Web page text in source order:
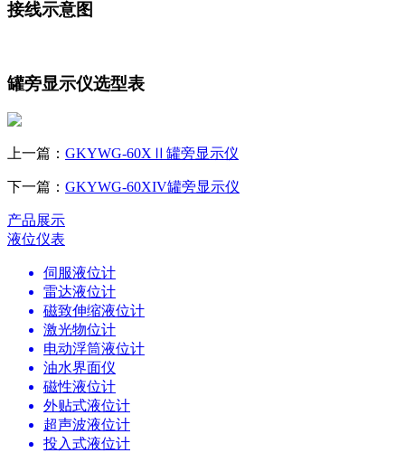
接线示意图
罐旁显示仪选型表
上一篇： GKYWG-60XⅡ罐旁显示仪
下一篇： GKYWG-60XIV罐旁显示仪
产品展示
液位仪表
伺服液位计
雷达液位计
磁致伸缩液位计
激光物位计
电动浮筒液位计
油水界面仪
磁性液位计
外贴式液位计
超声波液位计
投入式液位计